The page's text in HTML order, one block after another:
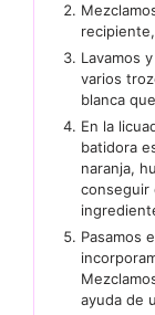
Lavamos
varios
blanca
En la
batidora
naranja,
conseguir
Pasamos
ayuda de